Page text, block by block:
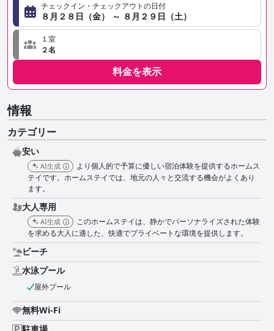
チェックイン・チェックアウトの日付
８月２８日（金） ～ ８月２９日（土）
１室
２名
料金を表示
情報
カテゴリー
安い
AI生成
より個人的で予算に優しい宿泊体験を提供するホームス
テイです。ホームステイでは、地元の人々と交流する機会がよくあり
ます。
大人専用
AI生成
このホームステイは、静かでパーソナライズされた体験
を求める大人に適した、快適でプライベートな環境を提供します。
ビーチ
水泳プール
屋外プール
無料Wi-Fi